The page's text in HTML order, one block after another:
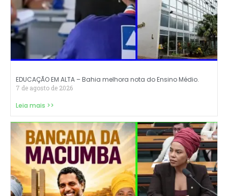
EDUCAÇÃO EM ALTA – Bahia melhora nota do Ensino Médio.
7 de agosto de 2026
Leia mais >>